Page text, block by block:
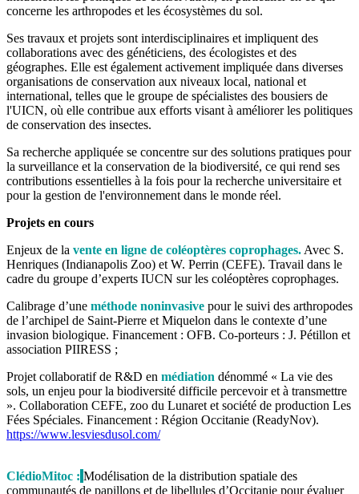
concerne les arthropodes et les écosystèmes du sol.
Ses travaux et projets sont interdisciplinaires et impliquent des
collaborations avec des généticiens, des écologistes et des
géographes. Elle est également activement impliquée dans diverses
organisations de conservation aux niveaux local, national et
international, telles que le groupe de spécialistes des bousiers de
l'UICN, où elle contribue aux efforts visant à améliorer les politiques
de conservation des insectes.
Sa recherche appliquée se concentre sur des solutions pratiques pour
la surveillance et la conservation de la biodiversité, ce qui rend ses
contributions essentielles à la fois pour la recherche universitaire et
pour la gestion de l'environnement dans le monde réel.
Projets en cours
Enjeux de la vente en ligne de coléoptères coprophages. Avec S.
Henriques (Indianapolis Zoo) et W. Perrin (CEFE). Travail dans le
cadre du groupe d’experts IUCN sur les coléoptères coprophages.
Calibrage d’une méthode noninvasive pour le suivi des arthropodes
de l’archipel de Saint-Pierre et Miquelon dans le contexte d’une
invasion biologique. Financement : OFB. Co-porteurs : J. Pétillon et
association PIIRESS ;
Projet collaboratif de R&D en médiation dénommé « La vie des
sols, un enjeu pour la biodiversité difficile percevoir et à transmettre
». Collaboration CEFE, zoo du Lunaret et société de production Les
Fées Spéciales. Financement : Région Occitanie (ReadyNov).
https://www.lesviesdusol.com/
ClédioMitoc : Modélisation de la distribution spatiale des
communautés de papillons et de libellules d’Occitanie pour évaluer